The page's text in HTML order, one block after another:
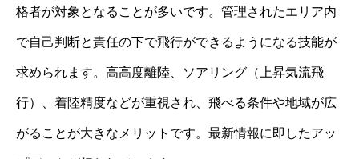
格者が対象となることが多いです。管理されたエリア内
で自己判断と責任の下で飛行ができるようになる技能が
求められます。高高度離陸、ソアリング（上昇気流飛
行）、着陸精度などが重視され、飛べる条件や地域が広
がることが大きなメリットです。最新情報に即したアッ